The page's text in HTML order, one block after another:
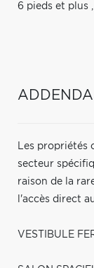
6 pieds et plus ,
ADDENDA
Les propriétés
secteur
raison de la
l'accès direct
VESTIBULE